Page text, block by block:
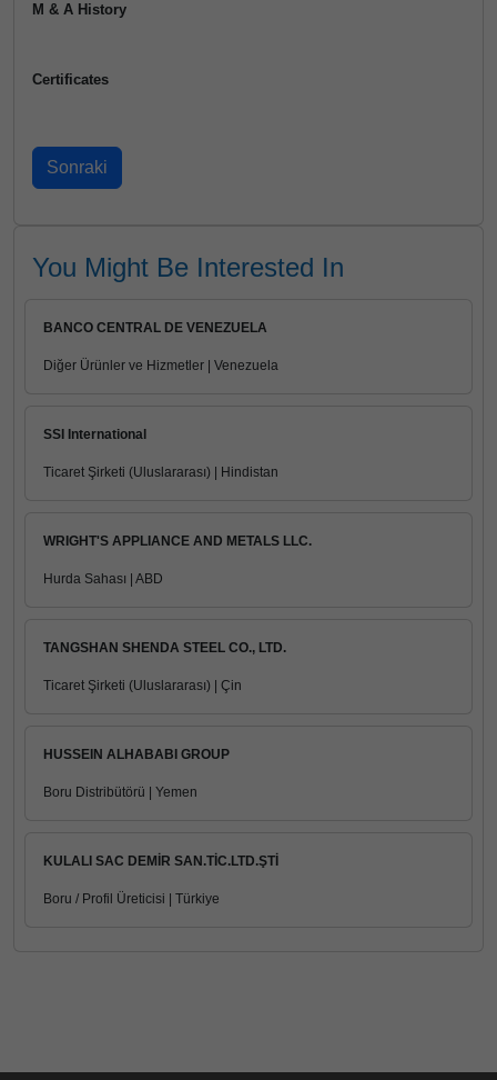
M & A History
Certificates
You Might Be Interested In
BANCO CENTRAL DE VENEZUELA
Diğer Ürünler ve Hizmetler | Venezuela
SSI International
Ticaret Şirketi (Uluslararası) | Hindistan
WRIGHT'S APPLIANCE AND METALS LLC.
Hurda Sahası | ABD
TANGSHAN SHENDA STEEL CO., LTD.
Ticaret Şirketi (Uluslararası) | Çin
HUSSEIN ALHABABI GROUP
Boru Distribütörü | Yemen
KULALI SAC DEMİR SAN.TİC.LTD.ŞTİ
Boru / Profil Üreticisi | Türkiye